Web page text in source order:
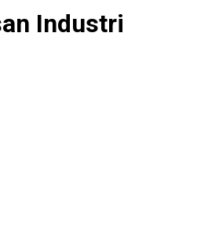
Industri